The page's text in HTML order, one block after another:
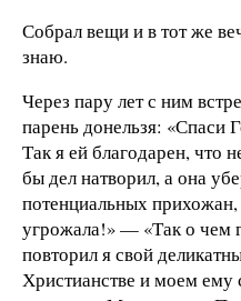
Собрал вещи и в тот же
знаю.
Через пару лет с ним
парень донельзя: «Спаси
Так я ей благодарен, что
бы дел натворил, а она
потенциальных
угрожала!» — «Так о чем
повторил я свой
Христианстве и моем ему